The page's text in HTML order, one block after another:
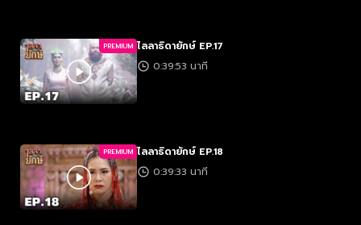
PREMIUM ไลลาธิดายักษ์ EP.17
0:39:53 นาที
PREMIUM ไลลาธิดายักษ์ EP.18
0:39:33 นาที